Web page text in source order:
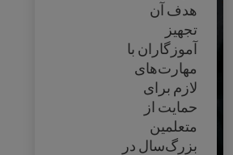
هدف آن
تجهیز
آموزگاران با
مهارت‌های
لازم برای
حمایت از
متعلمین
بزرگ‌سال در